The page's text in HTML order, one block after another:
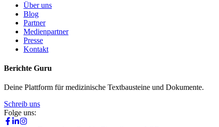
Über uns
Blog
Partner
Medienpartner
Presse
Kontakt
Berichte Guru
Deine Plattform für medizinische Textbausteine und Dokumente.
Schreib uns
Folge uns: